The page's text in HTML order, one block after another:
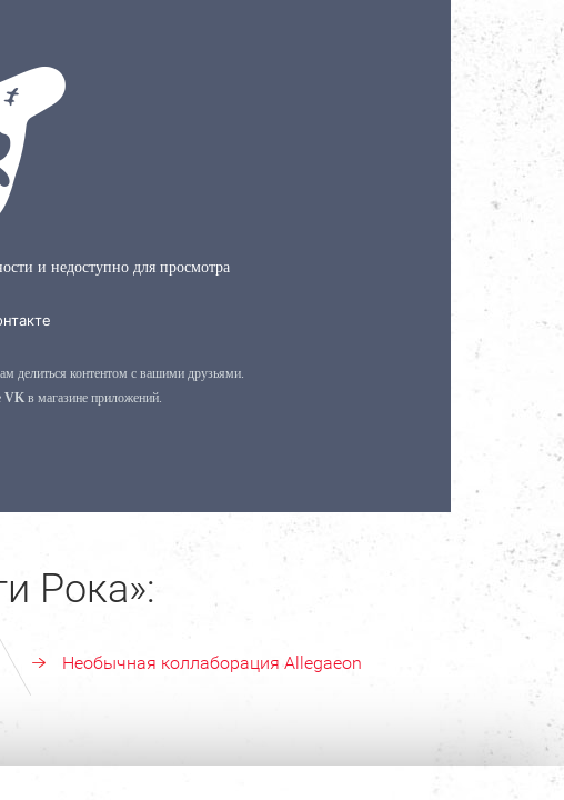
Рока»:
Необычная коллаборация Allegaeon